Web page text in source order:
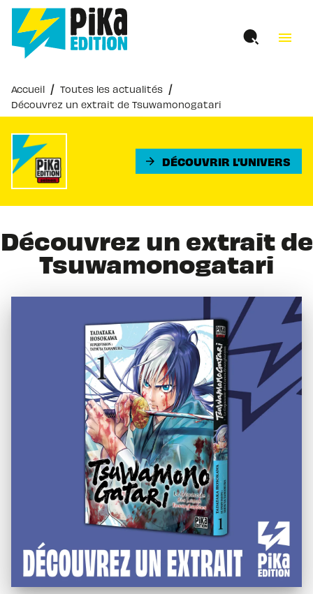
MENU RECHERCHE
PIED DE PAGE
menu
Accueil / Toutes les actualités /
Découvrez un extrait de Tsuwamonogatari
arrow_forward DÉCOUVRIR L'UNIVERS
Découvrez un extrait de
Tsuwamonogatari